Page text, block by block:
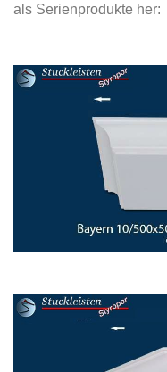
als Serienprodukte her: